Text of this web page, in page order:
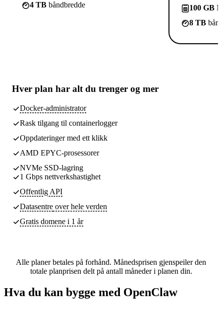
4 TB båndbredde
100 GB
8 TB
Hver plan har alt du trenger og mer
Docker-administrator
Rask tilgang til containerlogger
Oppdateringer med ett klikk
AMD EPYC-prosessorer
NVMe SSD-lagring
1 Gbps nettverkshastighet
Offentlig API
Datasentre over hele verden
Gratis domene i 1 år
Alle planer betales på forhånd. Månedsprisen gjenspeiler den
totale planprisen delt på antall måneder i planen din.
Hva du kan bygge med OpenClaw